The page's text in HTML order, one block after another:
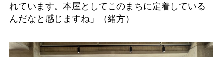
れています。本屋としてこのまちに定着している
んだなと感じますね」（緒方）